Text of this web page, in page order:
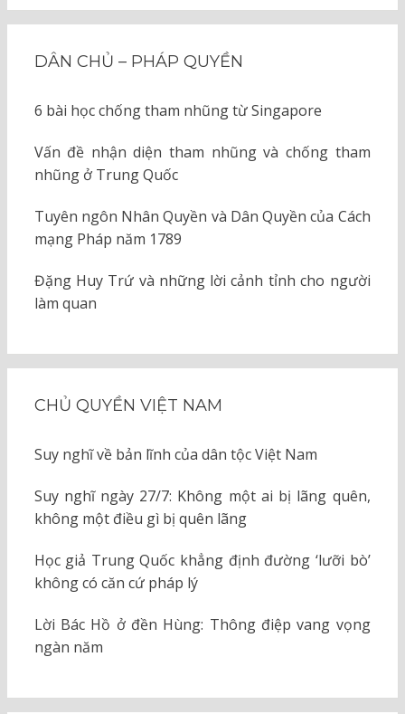
DÂN CHỦ – PHÁP QUYỀN
6 bài học chống tham nhũng từ Singapore
Vấn đề nhận diện tham nhũng và chống tham
nhũng ở Trung Quốc
Tuyên ngôn Nhân Quyền và Dân Quyền của Cách
mạng Pháp năm 1789
Đặng Huy Trứ và những lời cảnh tỉnh cho người
làm quan
CHỦ QUYỀN VIỆT NAM
Suy nghĩ về bản lĩnh của dân tộc Việt Nam
Suy nghĩ ngày 27/7: Không một ai bị lãng quên,
không một điều gì bị quên lãng
Học giả Trung Quốc khẳng định đường ‘lưỡi bò’
không có căn cứ pháp lý
Lời Bác Hồ ở đền Hùng: Thông điệp vang vọng
ngàn năm